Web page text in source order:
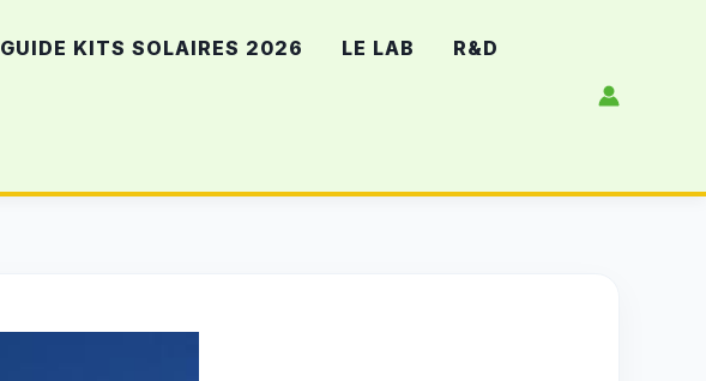
GUIDE KITS SOLAIRES 2026 LE LAB R&D